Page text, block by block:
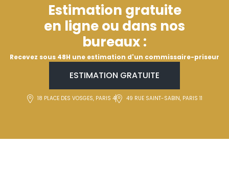
Estimation gratuite
en ligne ou dans nos
bureaux :
Recevez sous 48H une estimation d'un commissaire-priseur
ESTIMATION GRATUITE
18 PLACE DES VOSGES, PARIS 4 49 RUE SAINT-SABIN, PARIS 11